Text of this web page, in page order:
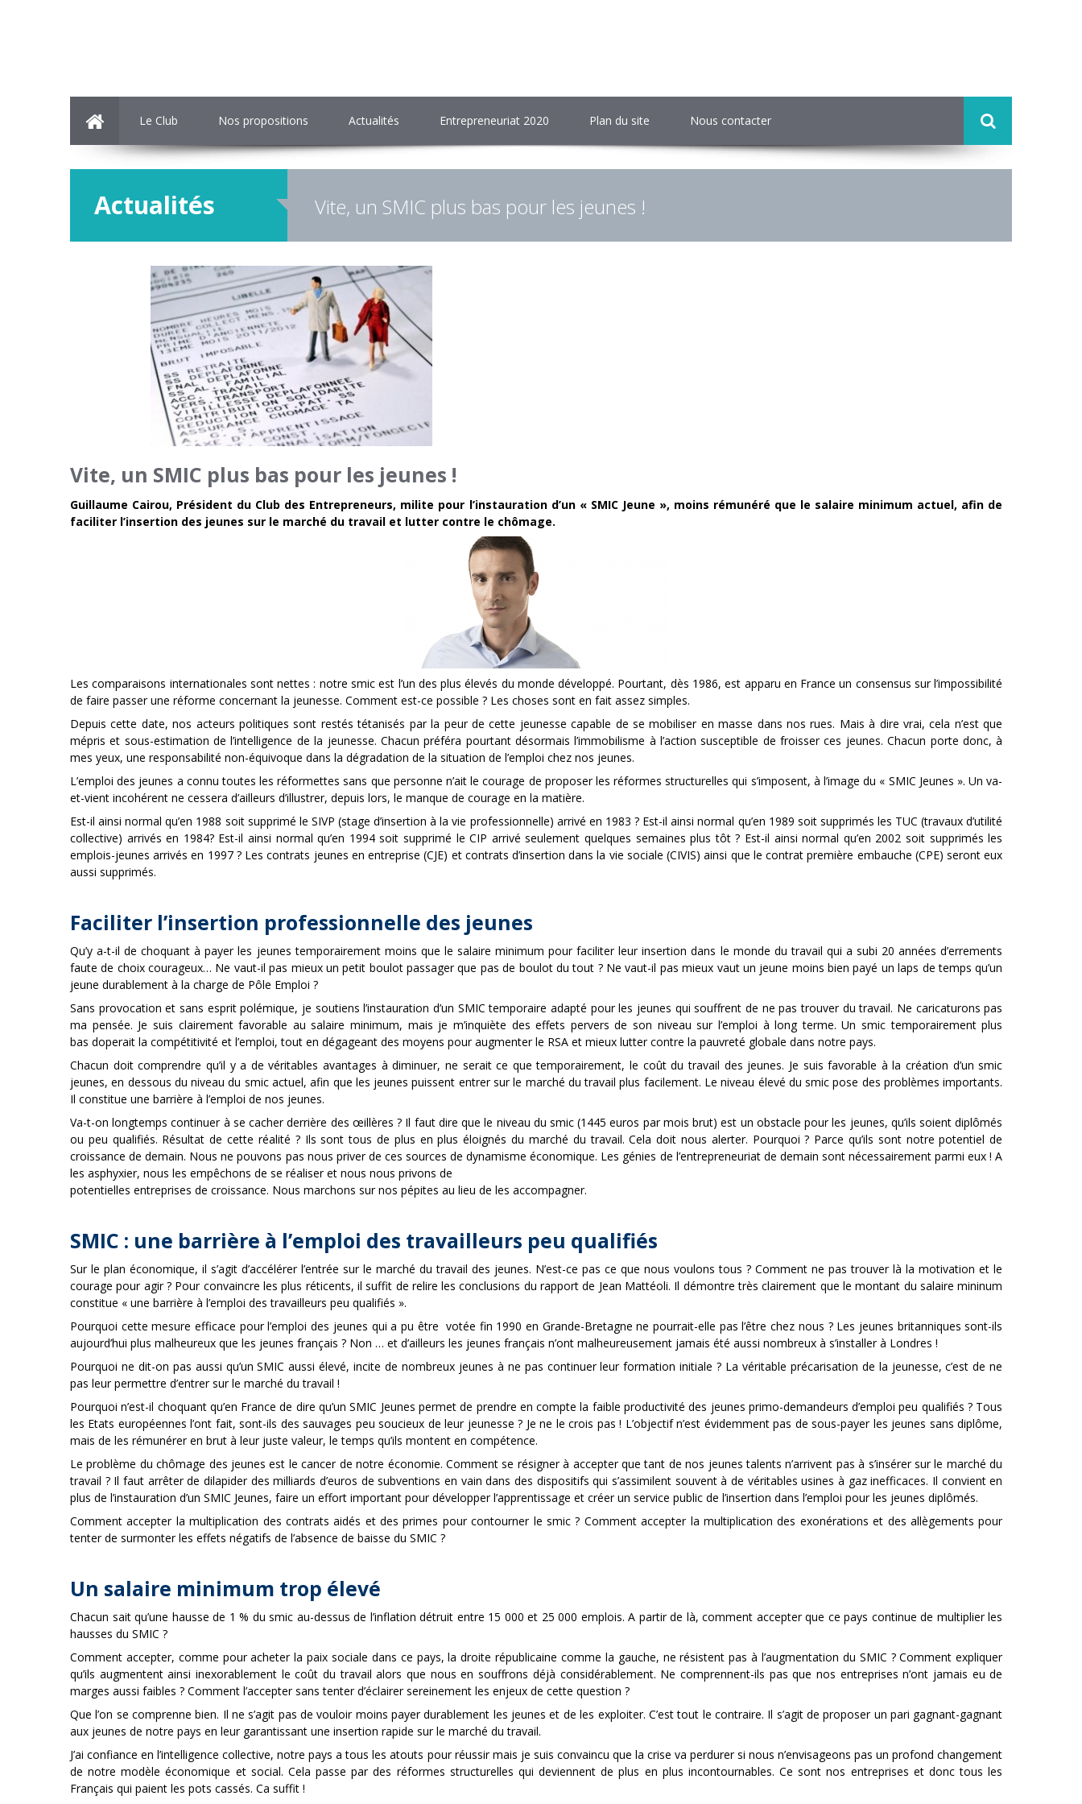
Le Club Nos propositions Actualités Entrepreneuriat 2020 Plan du site Nous contacter
Actualités Vite, un SMIC plus bas pour les jeunes !
Vite, un SMIC plus bas pour les jeunes !
Guillaume Cairou, Président du Club des Entrepreneurs, milite pour l’instauration d’un « SMIC Jeune », moins rémunéré que le salaire minimum actuel, afin de
faciliter l’insertion des jeunes sur le marché du travail et lutter contre le chômage.
Les comparaisons internationales sont nettes : notre smic est l’un des plus élevés du monde développé. Pourtant, dès 1986, est apparu en France un consensus sur l’impossibilité
de faire passer une réforme concernant la jeunesse. Comment est-ce possible ? Les choses sont en fait assez simples.
Depuis cette date, nos acteurs politiques sont restés tétanisés par la peur de cette jeunesse capable de se mobiliser en masse dans nos rues. Mais à dire vrai, cela n’est que
mépris et sous-estimation de l’intelligence de la jeunesse. Chacun préféra pourtant désormais l’immobilisme à l’action susceptible de froisser ces jeunes. Chacun porte donc, à
mes yeux, une responsabilité non-équivoque dans la dégradation de la situation de l’emploi chez nos jeunes.
L’emploi des jeunes a connu toutes les réformettes sans que personne n’ait le courage de proposer les réformes structurelles qui s’imposent, à l’image du « SMIC Jeunes ». Un va-
et-vient incohérent ne cessera d’ailleurs d’illustrer, depuis lors, le manque de courage en la matière.
Est-il ainsi normal qu’en 1988 soit supprimé le SIVP (stage d’insertion à la vie professionnelle) arrivé en 1983 ? Est-il ainsi normal qu’en 1989 soit supprimés les TUC (travaux d’utilité
collective) arrivés en 1984? Est-il ainsi normal qu’en 1994 soit supprimé le CIP arrivé seulement quelques semaines plus tôt ? Est-il ainsi normal qu’en 2002 soit supprimés les
emplois-jeunes arrivés en 1997 ? Les contrats jeunes en entreprise (CJE) et contrats d’insertion dans la vie sociale (CIVIS) ainsi que le contrat première embauche (CPE) seront eux
aussi supprimés.
Faciliter l’insertion professionnelle des jeunes
Qu’y a-t-il de choquant à payer les jeunes temporairement moins que le salaire minimum pour faciliter leur insertion dans le monde du travail qui a subi 20 années d’errements
faute de choix courageux… Ne vaut-il pas mieux un petit boulot passager que pas de boulot du tout ? Ne vaut-il pas mieux vaut un jeune moins bien payé un laps de temps qu’un
jeune durablement à la charge de Pôle Emploi ?
Sans provocation et sans esprit polémique, je soutiens l’instauration d’un SMIC temporaire adapté pour les jeunes qui souffrent de ne pas trouver du travail. Ne caricaturons pas
ma pensée. Je suis clairement favorable au salaire minimum, mais je m’inquiète des effets pervers de son niveau sur l’emploi à long terme. Un smic temporairement plus
bas doperait la compétitivité et l’emploi, tout en dégageant des moyens pour augmenter le RSA et mieux lutter contre la pauvreté globale dans notre pays.
Chacun doit comprendre qu’il y a de véritables avantages à diminuer, ne serait ce que temporairement, le coût du travail des jeunes. Je suis favorable à la création d’un smic
jeunes, en dessous du niveau du smic actuel, afin que les jeunes puissent entrer sur le marché du travail plus facilement. Le niveau élevé du smic pose des problèmes importants.
Il constitue une barrière à l’emploi de nos jeunes.
Va-t-on longtemps continuer à se cacher derrière des œillères ? Il faut dire que le niveau du smic (1445 euros par mois brut) est un obstacle pour les jeunes, qu’ils soient diplômés
ou peu qualifiés. Résultat de cette réalité ? Ils sont tous de plus en plus éloignés du marché du travail. Cela doit nous alerter. Pourquoi ? Parce qu’ils sont notre potentiel de
croissance de demain. Nous ne pouvons pas nous priver de ces sources de dynamisme économique. Les génies de l’entrepreneuriat de demain sont nécessairement parmi eux ! A
les asphyxier, nous les empêchons de se réaliser et nous nous privons de
potentielles entreprises de croissance. Nous marchons sur nos pépites au lieu de les accompagner.
SMIC : une barrière à l’emploi des travailleurs peu qualifiés
Sur le plan économique, il s’agit d’accélérer l’entrée sur le marché du travail des jeunes. N’est-ce pas ce que nous voulons tous ? Comment ne pas trouver là la motivation et le
courage pour agir ? Pour convaincre les plus réticents, il suffit de relire les conclusions du rapport de Jean Mattéoli. Il démontre très clairement que le montant du salaire mininum
constitue « une barrière à l’emploi des travailleurs peu qualifiés ».
Pourquoi cette mesure efficace pour l’emploi des jeunes qui a pu être votée fin 1990 en Grande-Bretagne ne pourrait-elle pas l’être chez nous ? Les jeunes britanniques sont-ils
aujourd’hui plus malheureux que les jeunes français ? Non … et d’ailleurs les jeunes français n’ont malheureusement jamais été aussi nombreux à s’installer à Londres !
Pourquoi ne dit-on pas aussi qu’un SMIC aussi élevé, incite de nombreux jeunes à ne pas continuer leur formation initiale ? La véritable précarisation de la jeunesse, c’est de ne
pas leur permettre d’entrer sur le marché du travail !
Pourquoi n’est-il choquant qu’en France de dire qu’un SMIC Jeunes permet de prendre en compte la faible productivité des jeunes primo-demandeurs d’emploi peu qualifiés ? Tous
les Etats européennes l’ont fait, sont-ils des sauvages peu soucieux de leur jeunesse ? Je ne le crois pas ! L’objectif n’est évidemment pas de sous-payer les jeunes sans diplôme,
mais de les rémunérer en brut à leur juste valeur, le temps qu’ils montent en compétence.
Le problème du chômage des jeunes est le cancer de notre économie. Comment se résigner à accepter que tant de nos jeunes talents n’arrivent pas à s’insérer sur le marché du
travail ? Il faut arrêter de dilapider des milliards d’euros de subventions en vain dans des dispositifs qui s’assimilent souvent à de véritables usines à gaz inefficaces. Il convient en
plus de l’instauration d’un SMIC Jeunes, faire un effort important pour développer l’apprentissage et créer un service public de l’insertion dans l’emploi pour les jeunes diplômés.
Comment accepter la multiplication des contrats aidés et des primes pour contourner le smic ? Comment accepter la multiplication des exonérations et des allègements pour
tenter de surmonter les effets négatifs de l’absence de baisse du SMIC ?
Un salaire minimum trop élevé
Chacun sait qu’une hausse de 1 % du smic au-dessus de l’inflation détruit entre 15 000 et 25 000 emplois. A partir de là, comment accepter que ce pays continue de multiplier les
hausses du SMIC ?
Comment accepter, comme pour acheter la paix sociale dans ce pays, la droite républicaine comme la gauche, ne résistent pas à l’augmentation du SMIC ? Comment expliquer
qu’ils augmentent ainsi inexorablement le coût du travail alors que nous en souffrons déjà considérablement. Ne comprennent-ils pas que nos entreprises n’ont jamais eu de
marges aussi faibles ? Comment l’accepter sans tenter d’éclairer sereinement les enjeux de cette question ?
Que l’on se comprenne bien. Il ne s’agit pas de vouloir moins payer durablement les jeunes et de les exploiter. C’est tout le contraire. Il s’agit de proposer un pari gagnant-gagnant
aux jeunes de notre pays en leur garantissant une insertion rapide sur le marché du travail.
J’ai confiance en l’intelligence collective, notre pays a tous les atouts pour réussir mais je suis convaincu que la crise va perdurer si nous n’envisageons pas un profond changement
de notre modèle économique et social. Cela passe par des réformes structurelles qui deviennent de plus en plus incontournables. Ce sont nos entreprises et donc tous les
Français qui paient les pots cassés. Ca suffit !